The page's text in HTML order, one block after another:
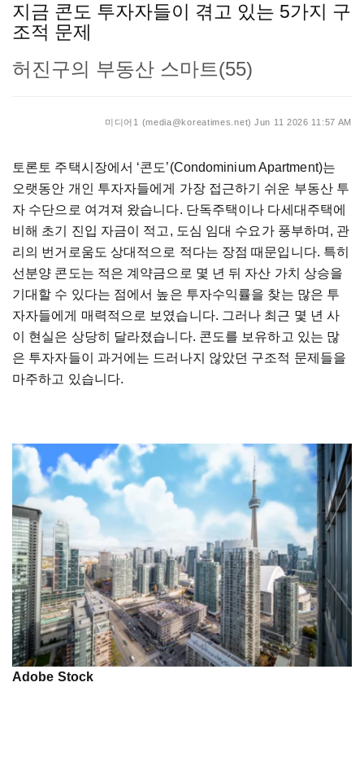
지금 콘도 투자자들이 겪고 있는 5가지 구
조적 문제
허진구의 부동산 스마트(55)
미디어1 (media@koreatimes.net) Jun 11 2026 11:57 AM
토론토 주택시장에서 ‘콘도’(Condominium Apartment)는
오랫동안 개인 투자자들에게 가장 접근하기 쉬운 부동산 투
자 수단으로 여겨져 왔습니다. 단독주택이나 다세대주택에
비해 초기 진입 자금이 적고, 도심 임대 수요가 풍부하며, 관
리의 번거로움도 상대적으로 적다는 장점 때문입니다. 특히
선분양 콘도는 적은 계약금으로 몇 년 뒤 자산 가치 상승을
기대할 수 있다는 점에서 높은 투자수익률을 찾는 많은 투
자자들에게 매력적으로 보였습니다. 그러나 최근 몇 년 사
이 현실은 상당히 달라졌습니다. 콘도를 보유하고 있는 많
은 투자자들이 과거에는 드러나지 않았던 구조적 문제들을
마주하고 있습니다.
Adobe Stock